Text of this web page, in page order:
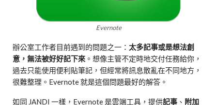
Evernote
辦公室工作者目前遇到的問題之一： 太多記事或是想法創
意，無法被好好記下來 。想像主管不定時地交付任務給你，
過去只能使用便利貼筆記，但經常將訊息散亂在不同地方，
很難整理。Evernote 就是這個問題最好的解答。
如同 JANDI 一樣，Evernote 是雲端工具，提供記事 、 附加